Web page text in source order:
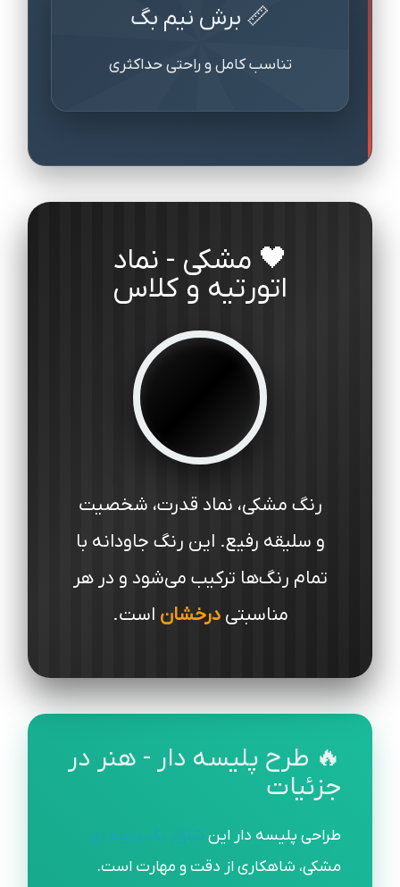
📏 برش نیم بگ
تناسب کامل و راحتی حداکثری
🖤 مشکی - نماد
اتورتیه و کلاس
رنگ مشکی، نماد قدرت، شخصیت
و سلیقه رفیع. این رنگ جاودانه با
تمام رنگ‌ها ترکیب می‌شود و در هر
مناسبتیدرخشان است.
🔥 طرح پلیسه دار - هنر در
جزئیات
طراحی پلیسه دار این شلوار بگ پارچه ای
مشکی، شاهکاری از دقت و مهارت است.